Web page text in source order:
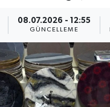
08.07.2026 - 12:55
GÜNCELLEME